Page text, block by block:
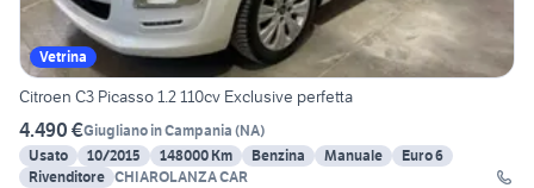
Vetrina
Citroen C3 Picasso 1.2 110cv Exclusive perfetta
4.490 €Giugliano in Campania (NA)
Usato
10/2015 148000 Km Benzina Manuale
Euro 6
Rivenditore CHIAROLANZA CAR